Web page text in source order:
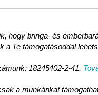
hogy bringa- és
a Te támogatásoddal
18245402-2-41.
a munkánkat